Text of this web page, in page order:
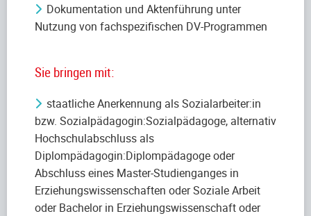
Dokumentation und Aktenführung unter
Nutzung von fachspezifischen DV-Programmen
Sie bringen mit:
staatliche Anerkennung als Sozialarbeiter:in
bzw. Sozialpädagogin:Sozialpädagoge, alternativ
Hochschulabschluss als
Diplompädagogin:Diplompädagoge oder
Abschluss eines Master-Studienganges in
Erziehungswissenschaften oder Soziale Arbeit
oder Bachelor in Erziehungswissenschaft oder